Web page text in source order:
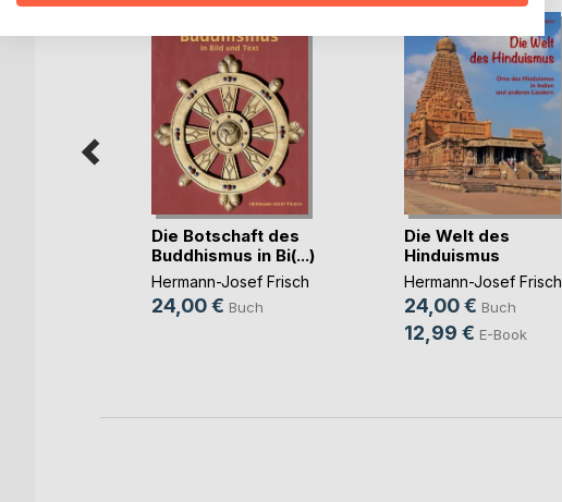
Die Botschaft des
Buddhismus in Bi(...)
Hermann-Josef Frisch
24,00 € Buch
Die Welt des
Hinduismus
Hermann-Josef Frisch
24,00 € Buch
12,99 € E-Book